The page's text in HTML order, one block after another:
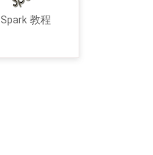
Spark 教程